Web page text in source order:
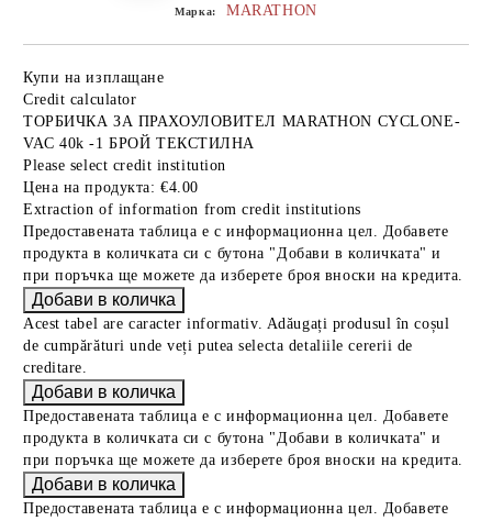
Марка: MARATHON
Купи на изплащане
Credit calculator
ТОРБИЧКА ЗА ПРАХОУЛОВИТЕЛ MARATHON CYCLONE-
VAC 40k -1 БРОЙ ТЕКСТИЛНА
Please select credit institution
Цена на продукта: €4.00
Extraction of information from credit institutions
Предоставената таблица е с информационна цел. Добавете
продукта в количката си с бутона "Добави в количката" и
при поръчка ще можете да изберете броя вноски на кредита.
Acest tabel are caracter informativ. Adăugați produsul în coșul
de cumpărături unde veți putea selecta detaliile cererii de
creditare.
Предоставената таблица е с информационна цел. Добавете
продукта в количката си с бутона "Добави в количката" и
при поръчка ще можете да изберете броя вноски на кредита.
Предоставената таблица е с информационна цел. Добавете